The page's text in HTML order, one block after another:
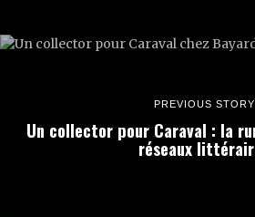
PREVIOUS STORY
Un collector pour Caraval : la
réseaux